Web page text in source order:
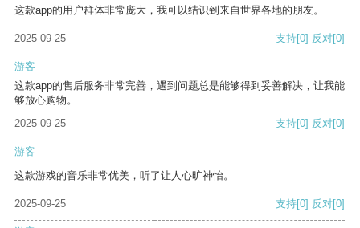
这款app的用户群体非常庞大，我可以结识到来自世界各地的朋友。
2025-09-25 支持[0] 反对[0]
游客
这款app的售后服务非常完善，遇到问题总是能够得到妥善解决，让我能
够放心购物。
2025-09-25
支持[0] 反对[0]
游客
这款游戏的音乐非常优美，听了让人心旷神怡。
2025-09-25 支持[0] 反对[0]